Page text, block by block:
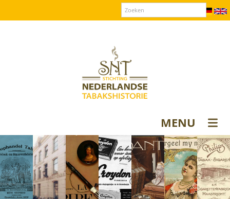
MENU